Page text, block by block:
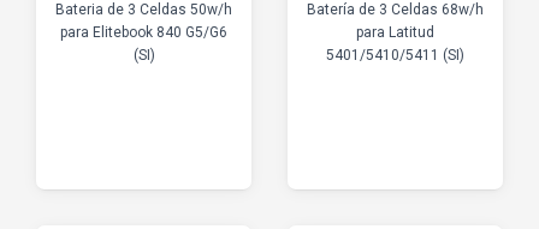
Bateria de 3 Celdas 50w/h
para Elitebook 840 G5/G6
(SI)
Batería de 3 Celdas 68w/h
para Latitud
5401/5410/5411 (SI)